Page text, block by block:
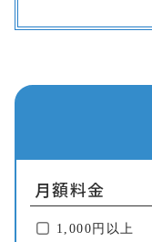
月額料金
1,000円以上